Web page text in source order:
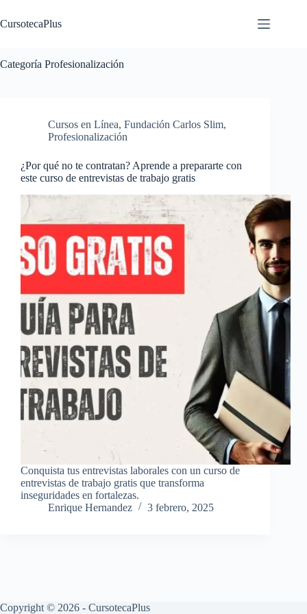
al
contenido
CursotecaPlus
Categoría Profesionalización
Cursos en Línea, Fundación Carlos Slim,
Profesionalización
¿Por qué no te contratan? Aprende a prepararte con
este curso de entrevistas de trabajo gratis
Conquista tus entrevistas laborales con un curso de
entrevistas de trabajo gratis que transforma
inseguridades en fortalezas.
Enrique Hernandez
3 febrero, 2025
Copyright © 2026 - CursotecaPlus